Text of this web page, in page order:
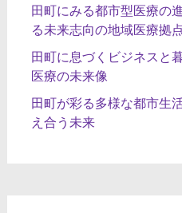
田町にみる都市型医療の
る未来志向の地域医療拠
田町に息づくビジネスと
医療の未来像
田町が彩る多様な都市生
え合う未来